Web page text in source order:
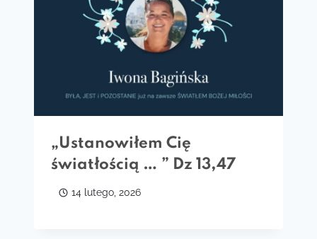
„Ustanowiłem Cię
światłością … ” Dz 13,47
14 lutego, 2026